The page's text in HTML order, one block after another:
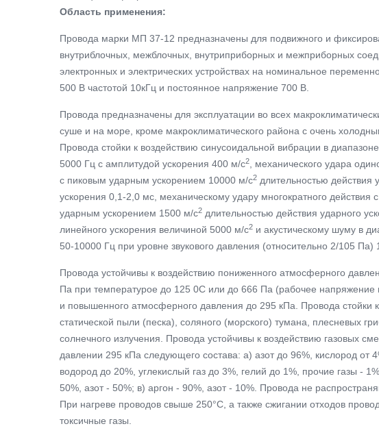
Область применения:
Провода марки МП 37-12 предназначены для подвижного и
внутриблочных, межблочных, внутриприборных и межприборных
электронных и электрических устройствах на номинальное
500 В частотой 10кГц и постоянное напряжение 700 В.
Провода предназначены для эксплуатации во всех
суше и на море, кроме макроклиматического района с очень
Провода стойки к воздействию синусоидальной вибрации в
5000 Гц с амплитудой ускорения 400 м/с2, механического удара
с пиковым ударным ускорением 10000 м/с2 длительностью действия
ускорения 0,1-2,0 мс, механическому удару многократного действия
ударным ускорением 1500 м/с2 длительностью действия ударного
линейного ускорения величиной 5000 м/с2 и акустическому шуму в
50-10000 Гц при уровне звукового давления (относительно 2/105 Па)
Провода устойчивы к воздействию пониженного атмосферного
Па при температурое до 125 0С или до 666 Па (рабочее напряжение
и повышенного атмосферного давления до 295 кПа. Провода стойки
статической пыли (песка), соляного (морского) тумана, плесневых
солнечного излучения. Провода устойчивы к воздействию газовых
давлении 295 кПа следующего состава: а) азот до 96%, кислород от
водород до 20%, углекислый газ до 3%, гелий до 1%, прочие газы -
50%, азот - 50%; в) аргон - 90%, азот - 10%. Провода не
При нагреве проводов свыше 250°С, а также сжигании отходов
токсичные газы.